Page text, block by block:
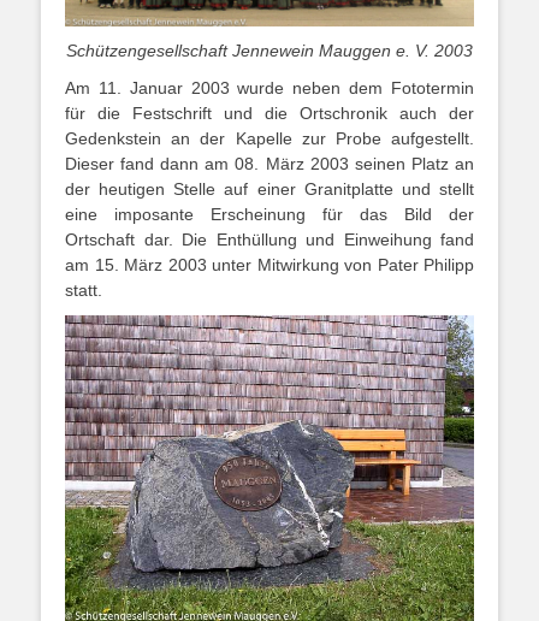
Schützengesellschaft Jennewein Mauggen e. V. 2003
Am 11. Januar 2003 wurde neben dem Fototermin
für die Festschrift und die Ortschronik auch der
Gedenkstein an der Kapelle zur Probe aufgestellt.
Dieser fand dann am 08. März 2003 seinen Platz an
der heutigen Stelle auf einer Granitplatte und stellt
eine imposante Erscheinung für das Bild der
Ortschaft dar. Die Enthüllung und Einweihung fand
am 15. März 2003 unter Mitwirkung von Pater Philipp
statt.